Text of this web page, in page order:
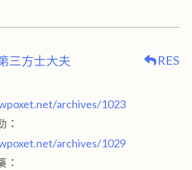
三方士大夫 RES
archives/1023
：
archives/1029
：